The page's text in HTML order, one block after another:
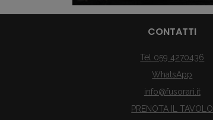
CONTATTI
Tel 059 4270436
WhatsApp
info@fusorari.it
PRENOTA IL TAVOLO